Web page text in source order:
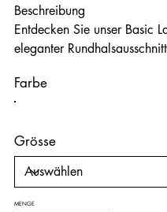
Beschreibung
Entdecken Sie unser Basic
eleganter
Farbe
Grösse
MENGE